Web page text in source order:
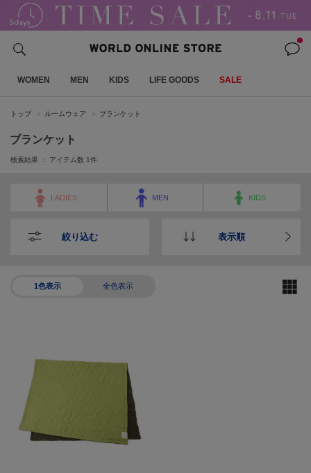
WOMEN MEN KIDS LIFE GOODS SALE
トップ ルームウェア ブランケット
ブランケット
検索結果 ： アイテム数 1件
LADIES MEN KIDS
絞り込む 表示順
1色表示 全色表示